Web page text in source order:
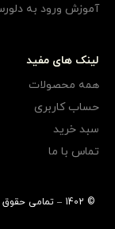
آموزش ورود به
لینک های مفید
همه محصولات
حساب کاربری
سبد خرید
تماس با ما
© 1402 – تمامی